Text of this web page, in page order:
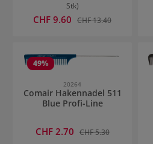
Stk)
Verkaufspreis:
CHF 9.60 Regulärer Preis:
CHF 13.40
49%
20264
Comair Hakennadel 511
Blue Profi-Line
Verkaufspreis:
CHF 2.70 Regulärer Preis:
CHF 5.30